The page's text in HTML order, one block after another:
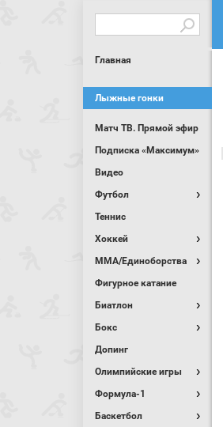
Главная
Лыжные гонки
Матч ТВ. Прямой эфир
Подписка «Максимум»
Видео
Футбол
Теннис
Хоккей
MMA/Единоборства
Фигурное катание
Биатлон
Бокс
Допинг
Олимпийские игры
Формула-1
Баскетбол